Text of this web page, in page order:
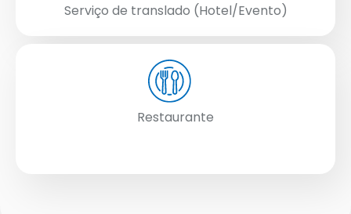
Serviço de translado (Hotel/Evento)
Restaurante